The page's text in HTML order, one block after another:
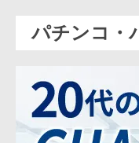
パチンコ・